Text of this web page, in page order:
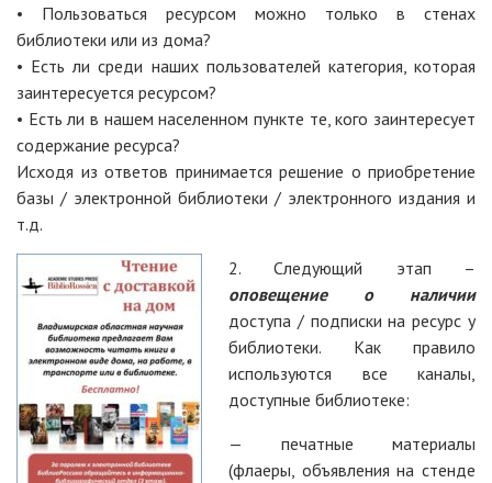
• Пользоваться ресурсом можно только в стенах
библиотеки или из дома?
• Есть ли среди наших пользователей категория, которая
заинтересуется ресурсом?
• Есть ли в нашем населенном пункте те, кого заинтересует
содержание ресурса?
Исходя из ответов принимается решение о приобретение
базы / электронной библиотеки / электронного издания и
т.д.
2. Следующий этап –
оповещение о наличии
доступа / подписки на ресурс у
библиотеки. Как правило
используются все каналы,
доступные библиотеке:
— печатные материалы
(флаеры, объявления на стенде